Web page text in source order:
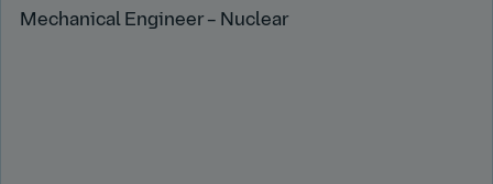
Mechanical Engineer – Nuclear